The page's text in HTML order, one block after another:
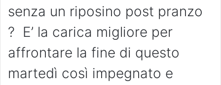
senza un riposino post pranzo
? E’ la carica migliore per
affrontare la fine di questo
martedì così impegnato e